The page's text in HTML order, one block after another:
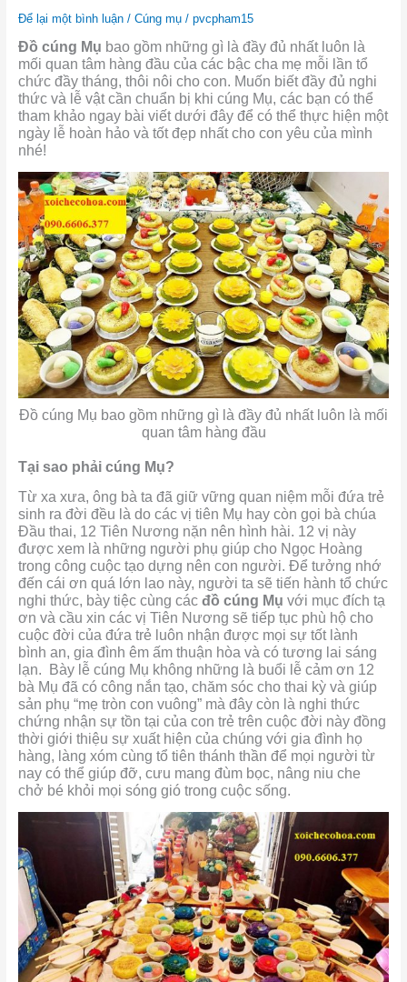
Để lại một bình luận / Cúng mụ/ pvcpham15
Đồ cúng Mụ bao gồm những gì là đầy đủ nhất luôn là
mối quan tâm hàng đầu của các bậc cha mẹ mỗi lần tổ
chức đầy tháng, thôi nôi cho con. Muốn biết đầy đủ nghi
thức và lễ vật cần chuẩn bị khi cúng Mụ, các bạn có thể
tham khảo ngay bài viết dưới đây để có thể thực hiện một
ngày lễ hoàn hảo và tốt đẹp nhất cho con yêu của mình
nhé!
Đồ cúng Mụ bao gồm những gì là đầy đủ nhất luôn là mối
quan tâm hàng đầu
Tại sao phải cúng Mụ?
Từ xa xưa, ông bà ta đã giữ vững quan niệm mỗi đứa trẻ
sinh ra đời đều là do các vị tiên Mụ hay còn gọi bà chúa
Đầu thai, 12 Tiên Nương nặn nên hình hài. 12 vị này
được xem là những người phụ giúp cho Ngọc Hoàng
trong công cuộc tạo dựng nên con người. Để tưởng nhớ
đến cái ơn quá lớn lao này, người ta sẽ tiến hành tổ chức
nghi thức, bày tiệc cùng các đồ cúng Mụ với mục đích tạ
ơn và cầu xin các vị Tiên Nương sẽ tiếp tục phù hộ cho
cuộc đời của đứa trẻ luôn nhận được mọi sự tốt lành
bình an, gia đình êm ấm thuận hòa và có tương lai sáng
lạn. Bày lễ cúng Mụ không những là buổi lễ cảm ơn 12
bà Mụ đã có công nắn tạo, chăm sóc cho thai kỳ và giúp
sản phụ “mẹ tròn con vuông” mà đây còn là nghi thức
chứng nhận sự tồn tại của con trẻ trên cuộc đời này đồng
thời giới thiệu sự xuất hiện của chúng với gia đình họ
hàng, làng xóm cùng tổ tiên thánh thần để mọi người từ
nay có thể giúp đỡ, cưu mang đùm bọc, nâng niu che
chở bé khỏi mọi sóng gió trong cuộc sống.
Gì
Đúng
Theo
Ông
Bà
Xưa?